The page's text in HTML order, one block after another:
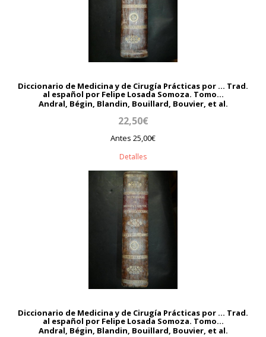
Diccionario de Medicina y de Cirugía Prácticas por ... Trad.
al español por Felipe Losada Somoza. Tomo...
Andral, Bégin, Blandin, Bouillard, Bouvier, et al.
22,50€
Antes 25,00€
Detalles
Diccionario de Medicina y de Cirugía Prácticas por ... Trad.
al español por Felipe Losada Somoza. Tomo...
Andral, Bégin, Blandin, Bouillard, Bouvier, et al.